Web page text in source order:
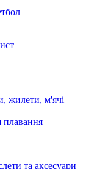
жилети, м'ячі
плавання
та аксесуари